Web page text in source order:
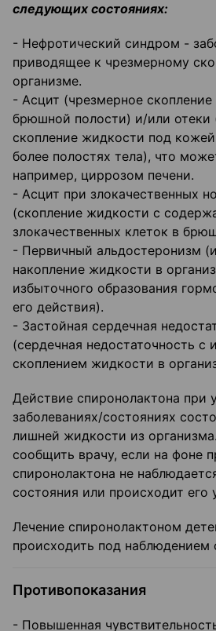
следующих состояниях:
- Нефротический синдром -
приводящее к чрезмерному
организме.
- Асцит (чрезмерное
брюшной полости) и/или отеки
скопление жидкости под
более полостях тела), что
например, циррозом печени.
- Асцит при злокачественных
(скопление жидкости с
злокачественных клеток в
- Первичный альдостеронизм
накопление жидкости в
избыточного образования
его действия).
- Застойная сердечная
(сердечная недостаточность с
скоплением жидкости в
Действие спиронолактона при
заболеваниях/состояниях
лишней жидкости из
сообщить врачу, если на фоне
спиронолактона не
состояния или происходит его
Лечение спиронолактоном
происходить под наблюдением
Противопоказания
- Повышенная